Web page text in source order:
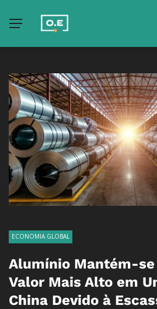
ECONOMIA GLOBAL
Alumínio Mantém-
Valor Mais Alto em
China Devido à